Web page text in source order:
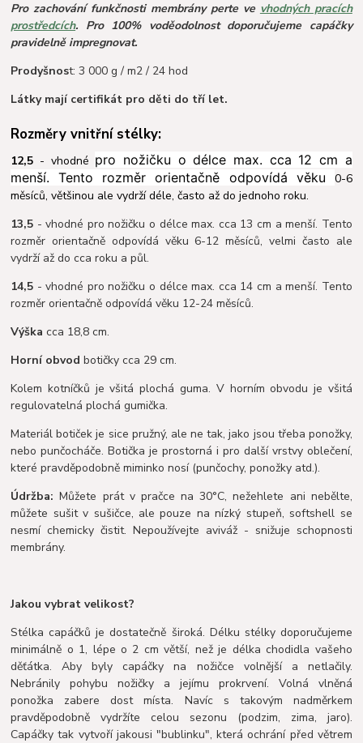
Pro zachování funkčnosti membrány perte ve vhodných pracích
prostředcích. Pro 100% voděodolnost doporučujeme capáčky
pravidelně impregnovat.
Prodyšnost: 3 000 g / m2 / 24 hod
Látky mají certifikát pro děti do tří let.
Rozměry vnitřní stélky:
12,5 - vhodné pro nožičku o délce max. cca 12 cm a
menší. Tento rozměr orientačně odpovídá věku 0-6
měsíců, většinou ale vydrží déle, často až do jednoho roku.
13,5 - vhodné pro nožičku o délce max. cca 13 cm a menší. Tento
rozměr orientačně odpovídá věku 6-12 měsíců, velmi často ale
vydrží až do cca roku a půl.
14,5 - vhodné pro nožičku o délce max. cca 14 cm a menší. Tento
rozměr orientačně odpovídá věku 12-24 měsíců.
Výška cca 18,8 cm.
Horní obvod botičky cca 29 cm.
Kolem kotníčků je všitá plochá guma. V horním obvodu je všitá
regulovatelná plochá gumička.
Materiál botiček je sice pružný, ale ne tak, jako jsou třeba ponožky,
nebo punčocháče. Botička je prostorná i pro další vrstvy oblečení,
které pravděpodobně miminko nosí (punčochy, ponožky atd.).
Údržba: Můžete prát v pračce na 30°C, nežehlete ani nebělte,
můžete sušit v sušičce, ale pouze na nízký stupeň, softshell se
nesmí chemicky čistit. Nepoužívejte aviváž - snižuje schopnosti
membrány.
Jakou vybrat velikost?
Stélka capáčků je dostatečně široká. Délku stélky doporučujeme
minimálně o 1, lépe o 2 cm větší, než je délka chodidla vašeho
děťátka. Aby byly capáčky na nožičce volnější a netlačily.
Nebránily pohybu nožičky a jejímu prokrvení. Volná vlněná
ponožka zabere dost místa. Navíc s takovým nadměrkem
pravděpodobně vydržíte celou sezonu (podzim, zima, jaro).
Capáčky tak vytvoří jakousi "bublinku", která ochrání před větrem